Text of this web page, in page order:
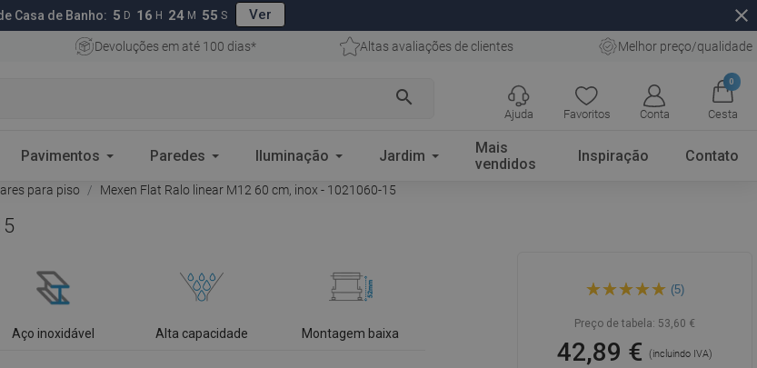
Casa de Banho: 5 D 16 H 24 M 53 S Ver close
Devoluções em até 100 dias* Altas avaliações de clientes Melhor preço/qualidade
search
Favoritos Conta
0
Cesta
Ajuda
Pavimentos Paredes Iluminação Jardim
Mais
vendidos
Inspiração Contato
para piso Mexen Flat Ralo linear M12 60 cm, inox - 1021060-15
Aço inoxidável Alta capacidade Montagem baixa
Mexen Flat Ralo linear M12 60
cm, inox - 1021060-15
(5)
Preço de tabela: 53,60 €
42,89 €(incluindo IVA)